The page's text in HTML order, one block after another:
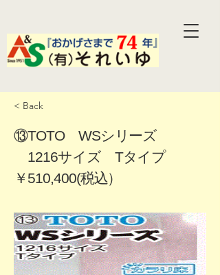
< Back
⑬TOTO WSシリーズ
1216サイズ Tタイプ
￥510,400(税込）